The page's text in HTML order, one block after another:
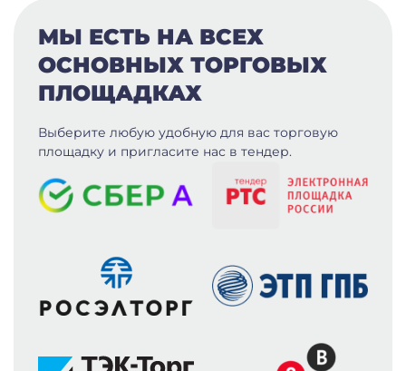
МЫ ЕСТЬ НА ВСЕХ
ОСНОВНЫХ ТОРГОВЫХ
ПЛОЩАДКАХ
Выберите любую удобную для вас торговую
площадку и пригласите нас в тендер.